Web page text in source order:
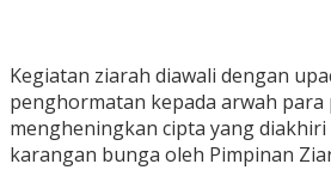
Kegiatan ziarah diawali dengan
penghormatan kepada arwah
mengheningkan cipta yang
karangan bunga oleh Pimpinan